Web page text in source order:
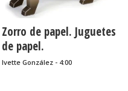
Zorro de papel. Juguetes
de papel.
Ivette González - 4:00